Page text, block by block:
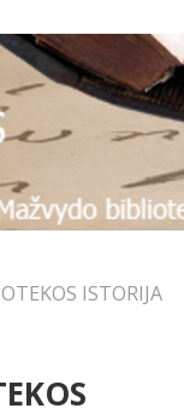
ISTORIJA